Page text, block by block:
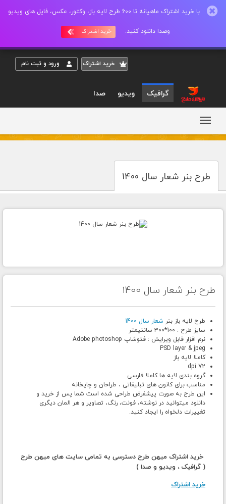
با خرید اشتراک ماهیانه تا 600 طرح لایه باز، وکتور، عکس، فایل های ویدیو
وصدا دانلود کنید. خرید اشتراک
خريد اشتراک ورود و ثبت نام
گرافیک ویدیو صدا
طرح بنر شعار سال 1400
طرح بنر شعار سال 1400
طرح لایه باز بنر شعار سال 1400
سایز طرح : 100*300 سانتیمتر
نرم افزار قابل ویرایش : فتوشاپ Adobe photoshop
PSD layer & jpeg
کاملا لایه باز
72 dpi
گروه بندی لایه ها کاملا فارسی
مناسب برای کانون های تبلیغاتی ، طراحان و چاپخانه
این طرح به صورت پیشفرض طراحی شده است شما پس از خرید و
دانلود میتوانید در نوشته، فونت، رنگ، تصاویر و هر المان دیگری
تغییرات دلخواه را ایجاد کنید.
خرید اشتراک میهن طرح دسترسی به تمامی سایت های میهن طرح
( گرافیک ، ویدیو و صدا )
خرید اشتراک